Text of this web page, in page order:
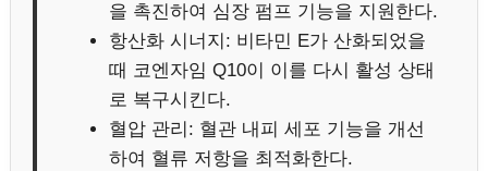
을 촉진하여 심장 펌프 기능을 지원한다.
항산화 시너지: 비타민 E가 산화되었을
때 코엔자임 Q10이 이를 다시 활성 상태
로 복구시킨다.
혈압 관리: 혈관 내피 세포 기능을 개선
하여 혈류 저항을 최적화한다.